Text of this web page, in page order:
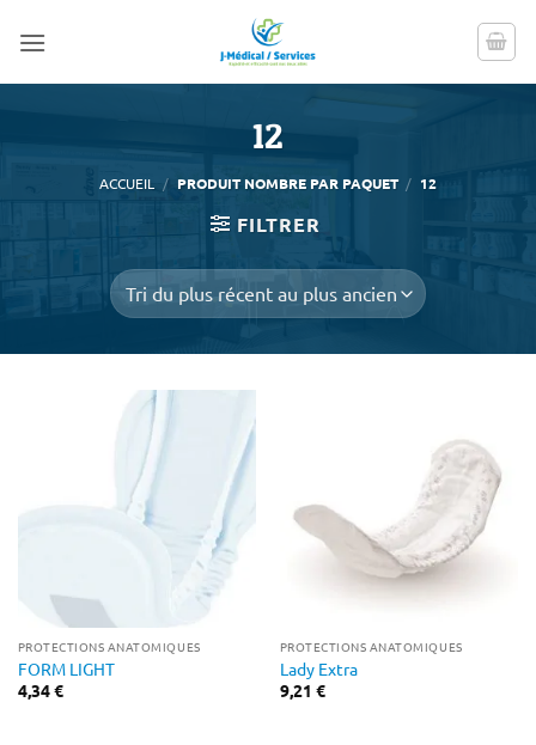
12
ACCUEIL / PRODUIT NOMBRE PAR PAQUET / 12
FILTRER
PROTECTIONS ANATOMIQUES
FORM LIGHT
4,34€
PROTECTIONS ANATOMIQUES
Lady Extra
9,21 €